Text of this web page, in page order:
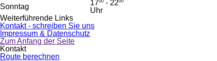
Sonntag
1700 - 2200
Uhr
Weiterführende Links
Kontakt - schreiben Sie uns
Impressum & Datenschutz
Zum Anfang der Seite
Kontakt
Route berechnen